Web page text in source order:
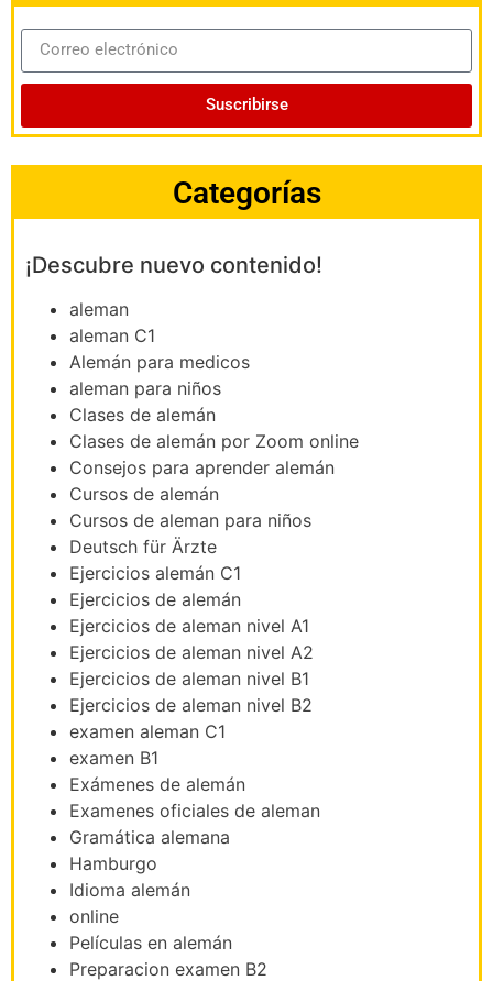
Suscribirse
Categorías
¡Descubre nuevo contenido!
aleman
aleman C1
Alemán para medicos
aleman para niños
Clases de alemán
Clases de alemán por Zoom online
Consejos para aprender alemán
Cursos de alemán
Cursos de aleman para niños
Deutsch für Ärzte
Ejercicios alemán C1
Ejercicios de alemán
Ejercicios de aleman nivel A1
Ejercicios de aleman nivel A2
Ejercicios de aleman nivel B1
Ejercicios de aleman nivel B2
examen aleman C1
examen B1
Exámenes de alemán
Examenes oficiales de aleman
Gramática alemana
Hamburgo
Idioma alemán
online
Películas en alemán
Preparacion examen B2